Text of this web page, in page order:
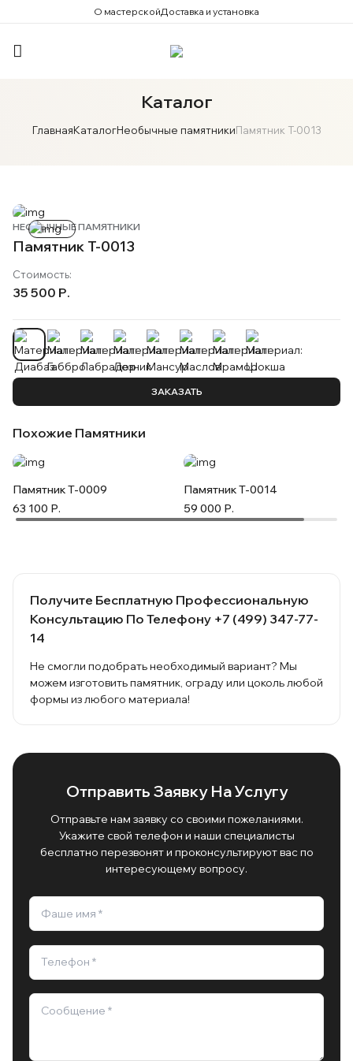
О мастерскойДоставка и установка
Каталог
ГлавнаяКаталогНеобычные памятникиПамятник T-0013
НЕОБЫЧНЫЕ ПАМЯТНИКИ
Памятник T-0013
Стоимость:
35 500 Р.
ЗАКАЗАТЬ
Похожие Памятники
Памятник T-0009
63 100 Р.
Памятник T-0014
59 000 Р.
Получите Бесплатную Профессиональную
Консультацию По Телефону +7 (499) 347-77-
14
Не смогли подобрать необходимый вариант? Мы
можем изготовить памятник, ограду или цоколь любой
формы из любого материала!
Отправить Заявку На Услугу
Отправьте нам заявку со своими пожеланиями.
Укажите свой телефон и наши специалисты
бесплатно перезвонят и проконсультируют вас по
интересующему вопросу.